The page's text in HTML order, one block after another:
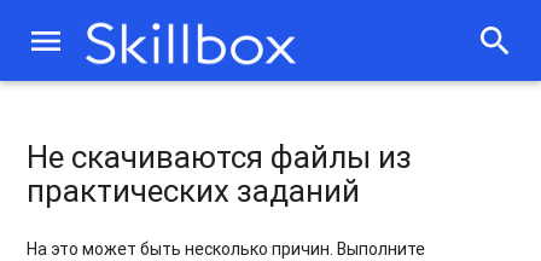
menu
Не открывается профориентационный тест
Как подтвердить электронную почту
Забыл пароль от аккаунта
search
Не скачиваются файлы из
практических заданий
На это может быть несколько причин. Выполните